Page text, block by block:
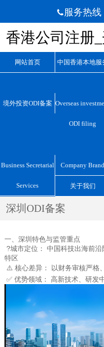
服务热线
网站首页 中国香港本地服
境外投资ODI备案 Overseas
ODI filing
Business Secretarial
Services
Company Brand
关于我们
深圳ODI备案
一、深圳特色与监管重点
?城市定位： 中国科技出海前
特区
⚠️ 核心差异： 以财务审核严格
✅ 优势领域： 高新技术、研发